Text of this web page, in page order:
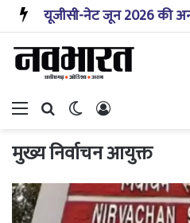
Menu Search forSwitch skin
मुख्य निर्वाचन आयुक्त